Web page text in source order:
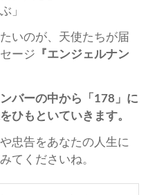
」
いのが、天使たちが届
ージ 『エンジェルナン
バーの中から「178」に
ひもといていきます。
忠告をあなたの人生に
てくださいね。